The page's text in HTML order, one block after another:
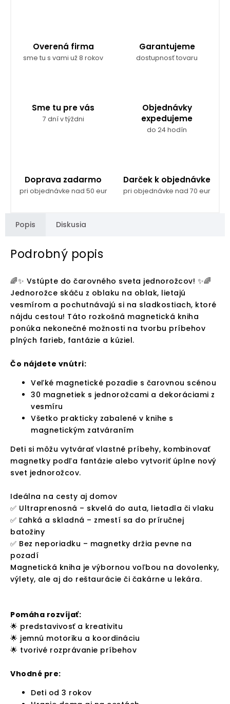
Overená firma
sme tu s vami už 8 rokov
Garantujeme
dostupnosť tovaru
Sme tu pre vás
7 dní v týždni
Objednávky
expedujeme
do 24 hodín
Doprava zadarmo
pri objednávke nad 50 eur
Darček k objednávke
pri objednávke nad 70 eur
Popis Diskusia
Podrobný popis
🌈✨ Vstúpte do čarovného sveta jednorožcov! ✨🌈
Jednorožce skáču z oblaku na oblak, lietajú
vesmírom a pochutnávajú si na sladkostiach, ktoré
nájdu cestou! Táto rozkošná magnetická kniha
ponúka nekonečné možnosti na tvorbu príbehov
plných farieb, fantázie a kúziel.
Čo nájdete vnútri:
Veľké magnetické pozadie s čarovnou scénou
30 magnetiek s jednorožcami a dekoráciami z
vesmíru
Všetko prakticky zabalené v knihe s
magnetickým zatváraním
Deti si môžu vytvárať vlastné príbehy, kombinovať
magnetky podľa fantázie alebo vytvoriť úplne nový
svet jednorožcov.
Ideálna na cesty aj domov
✅ Ultraprenosná – skvelá do auta, lietadla či vlaku
✅ Ľahká a skladná – zmestí sa do príručnej
batožiny
✅ Bez neporiadku – magnetky držia pevne na
pozadí
Magnetická kniha je výbornou voľbou na dovolenky,
výlety, ale aj do reštaurácie či čakárne u lekára.
Pomáha rozvíjať:
🌟 predstavivosť a kreativitu
🌟 jemnú motoriku a koordináciu
🌟 tvorivé rozprávanie príbehov
Vhodné pre:
Deti od 3 rokov